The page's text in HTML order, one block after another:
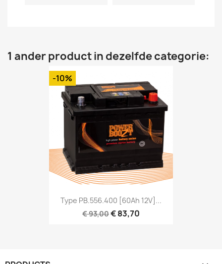
1 ander product in dezelfde categorie:
Type PB.556.400 [60Ah 12V]...
€ 93,00€ 83,70
-10%